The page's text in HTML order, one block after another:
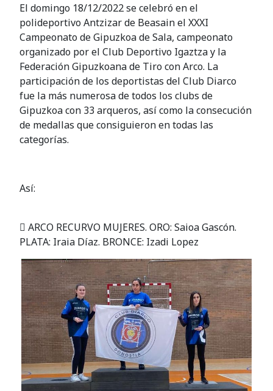
El domingo 18/12/2022 se celebró en el
polideportivo Antzizar de Beasain el XXXI
Campeonato de Gipuzkoa de Sala, campeonato
organizado por el Club Deportivo Igaztza y la
Federación Gipuzkoana de Tiro con Arco. La
participación de los deportistas del Club Diarco
fue la más numerosa de todos los clubs de
Gipuzkoa con 33 arqueros, así como la consecución
de medallas que consiguieron en todas las
categorías.
Así:
 ARCO RECURVO MUJERES. ORO: Saioa Gascón.
PLATA: Iraia Díaz. BRONCE: Izadi Lopez